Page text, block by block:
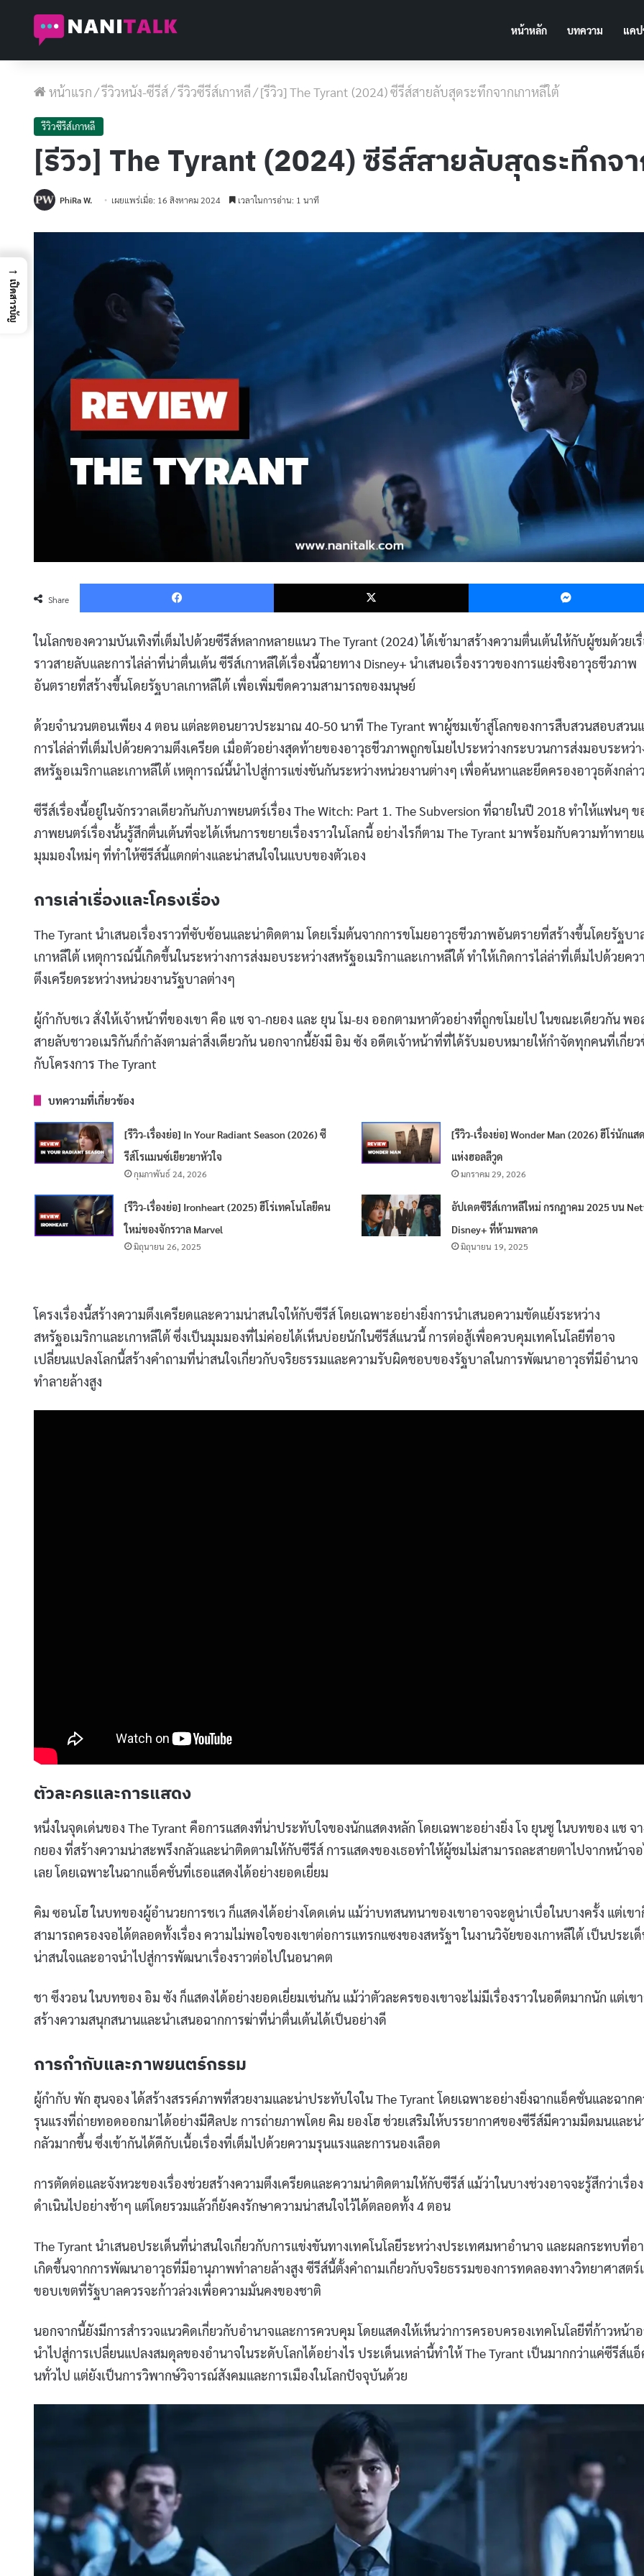
หน้าหลัก บทความ แค
หน้าแรก/รีวิวหนัง-ซีรีส์/รีวิวซีรีส์เกาหลี/[รีวิว] The Tyrant (2024) ซีรีส์สายลับสุดระทึกจากเกาหลีใต้
รีวิวซีรีส์เกาหลี
[รีวิว] The Tyrant (2024) ซีรีส์สายลับสุดระทึกจา
PhiRa W. เผยแพร่เมื่อ: 16 สิงหาคม 2024 เวลาในการอ่าน: 1 นาที
Share
Facebook X
ในโลกของความบันเทิงที่เต็มไปด้วยซีรีส์หลากหลายแนว The Tyrant (2024) ได้เข้ามาสร้างความตื่นเต้นให้กับผู้ชมด้วยเ
ราวสายลับและการไล่ล่าที่น่าตื่นเต้น ซีรีส์เกาหลีใต้เรื่องนี้ฉายทาง Disney+ นำเสนอเรื่องราวของการแย่งชิงอาวุธชีวภาพ
อันตรายที่สร้างขึ้นโดยรัฐบาลเกาหลีใต้ เพื่อเพิ่มขีดความสามารถของมนุษย์
ด้วยจำนวนตอนเพียง 4 ตอน แต่ละตอนยาวประมาณ 40-50 นาที The Tyrant พาผู้ชมเข้าสู่โลกของการสืบสวนสอบสวน
การไล่ล่าที่เต็มไปด้วยความตึงเครียด เมื่อตัวอย่างสุดท้ายของอาวุธชีวภาพถูกขโมยไประหว่างกระบวนการส่งมอบระหว่า
สหรัฐอเมริกาและเกาหลีใต้ เหตุการณ์นี้นำไปสู่การแข่งขันกันระหว่างหน่วยงานต่างๆ เพื่อค้นหาและยึดครองอาวุธดังกล่าว
ซีรีส์เรื่องนี้อยู่ในจักรวาลเดียวกันกับภาพยนตร์เรื่อง The Witch: Part 1. The Subversion ที่ฉายในปี 2018 ทำให้แฟนๆ ข
ภาพยนตร์เรื่องนั้นรู้สึกตื่นเต้นที่จะได้เห็นการขยายเรื่องราวในโลกนี้ อย่างไรก็ตาม The Tyrant มาพร้อมกับความท้าทาย
มุมมองใหม่ๆ ที่ทำให้ซีรีส์นี้แตกต่างและน่าสนใจในแบบของตัวเอง
การเล่าเรื่องและโครงเรื่อง
The Tyrant นำเสนอเรื่องราวที่ซับซ้อนและน่าติดตาม โดยเริ่มต้นจากการขโมยอาวุธชีวภาพอันตรายที่สร้างขึ้นโดยรัฐบา
เกาหลีใต้ เหตุการณ์นี้เกิดขึ้นในระหว่างการส่งมอบระหว่างสหรัฐอเมริกาและเกาหลีใต้ ทำให้เกิดการไล่ล่าที่เต็มไปด้วยคว
ตึงเครียดระหว่างหน่วยงานรัฐบาลต่างๆ
ผู้กำกับชเว สั่งให้เจ้าหน้าที่ของเขา คือ แช จา-กยอง และ ยุน โม-ยง ออกตามหาตัวอย่างที่ถูกขโมยไป ในขณะเดียวกัน พอ
สายลับชาวอเมริกันก็กำลังตามล่าสิ่งเดียวกัน นอกจากนี้ยังมี อิม ซัง อดีตเจ้าหน้าที่ที่ได้รับมอบหมายให้กำจัดทุกคนที่เกี่ยว
กับโครงการ The Tyrant
บทความที่เกี่ยวข้อง
[รีวิว-เรื่องย่อ] In Your Radiant Season (2026) ซี
รีส์โรแมนซ์เยียวยาหัวใจ
กุมภาพันธ์ 24, 2026
[รีวิว-เรื่องย่อ] Wonder Man (2026) ฮีโร่นักแส
แห่งฮอลลีวูด
มกราคม 29, 2026
[รีวิว-เรื่องย่อ] Ironheart (2025) ฮีโร่เทคโนโลยีคน
ใหม่ของจักรวาล Marvel
มิถุนายน 26, 2025
อัปเดตซีรีส์เกาหลีใหม่ กรกฎาคม 2025 บน
Disney+ ที่ห้ามพลาด
มิถุนายน 19, 2025
โครงเรื่องนี้สร้างความตึงเครียดและความน่าสนใจให้กับซีรีส์ โดยเฉพาะอย่างยิ่งการนำเสนอความขัดแย้งระหว่าง
สหรัฐอเมริกาและเกาหลีใต้ ซึ่งเป็นมุมมองที่ไม่ค่อยได้เห็นบ่อยนักในซีรีส์แนวนี้ การต่อสู้เพื่อควบคุมเทคโนโลยีที่อาจ
เปลี่ยนแปลงโลกนี้สร้างคำถามที่น่าสนใจเกี่ยวกับจริยธรรมและความรับผิดชอบของรัฐบาลในการพัฒนาอาวุธที่มีอำนาจ
ทำลายล้างสูง
ตัวละครและการแสดง
หนึ่งในจุดเด่นของ The Tyrant คือการแสดงที่น่าประทับใจของนักแสดงหลัก โดยเฉพาะอย่างยิ่ง โจ ยุนซู ในบทของ แช จ
กยอง ที่สร้างความน่าสะพรึงกลัวและน่าติดตามให้กับซีรีส์ การแสดงของเธอทำให้ผู้ชมไม่สามารถละสายตาไปจากหน้าจ
เลย โดยเฉพาะในฉากแอ็คชั่นที่เธอแสดงได้อย่างยอดเยี่ยม
คิม ซอนโฮ ในบทของผู้อำนวยการชเว ก็แสดงได้อย่างโดดเด่น แม้ว่าบทสนทนาของเขาอาจจะดูน่าเบื่อในบางครั้ง แต่เขา
สามารถครองจอได้ตลอดทั้งเรื่อง ความไม่พอใจของเขาต่อการแทรกแซงของสหรัฐฯ ในงานวิจัยของเกาหลีใต้ เป็นประเ
น่าสนใจและอาจนำไปสู่การพัฒนาเรื่องราวต่อไปในอนาคต
ชา ซึงวอน ในบทของ อิม ซัง ก็แสดงได้อย่างยอดเยี่ยมเช่นกัน แม้ว่าตัวละครของเขาจะไม่มีเรื่องราวในอดีตมากนัก แต่เข
สร้างความสนุกสนานและนำเสนอฉากการฆ่าที่น่าตื่นเต้นได้เป็นอย่างดี
การกำกับและภาพยนตร์กรรม
ผู้กำกับ พัก ฮุนจอง ได้สร้างสรรค์ภาพที่สวยงามและน่าประทับใจใน The Tyrant โดยเฉพาะอย่างยิ่งฉากแอ็คชั่นและฉาก
รุนแรงที่ถ่ายทอดออกมาได้อย่างมีศิลปะ การถ่ายภาพโดย คิม ยองโฮ ช่วยเสริมให้บรรยากาศของซีรีส์มีความมืดมนและน่
กลัวมากขึ้น ซึ่งเข้ากันได้ดีกับเนื้อเรื่องที่เต็มไปด้วยความรุนแรงและการนองเลือด
การตัดต่อและจังหวะของเรื่องช่วยสร้างความตึงเครียดและความน่าติดตามให้กับซีรีส์ แม้ว่าในบางช่วงอาจจะรู้สึกว่าเรื่อ
ดำเนินไปอย่างช้าๆ แต่โดยรวมแล้วก็ยังคงรักษาความน่าสนใจไว้ได้ตลอดทั้ง 4 ตอน
The Tyrant นำเสนอประเด็นที่น่าสนใจเกี่ยวกับการแข่งขันทางเทคโนโลยีระหว่างประเทศมหาอำนาจ และผลกระทบที่อ
เกิดขึ้นจากการพัฒนาอาวุธที่มีอานุภาพทำลายล้างสูง ซีรีส์นี้ตั้งคำถามเกี่ยวกับจริยธรรมของการทดลองทางวิทยาศาสตร์
ขอบเขตที่รัฐบาลควรจะก้าวล่วงเพื่อความมั่นคงของชาติ
นอกจากนี้ยังมีการสำรวจแนวคิดเกี่ยวกับอำนาจและการควบคุม โดยแสดงให้เห็นว่าการครอบครองเทคโนโลยีที่ก้าวหน้า
นำไปสู่การเปลี่ยนแปลงสมดุลของอำนาจในระดับโลกได้อย่างไร ประเด็นเหล่านี้ทำให้ The Tyrant เป็นมากกว่าแค่ซีรีส์แ
นทั่วไป แต่ยังเป็นการวิพากษ์วิจารณ์สังคมและการเมืองในโลกปัจจุบันด้วย
→
เปิดสารบัญ